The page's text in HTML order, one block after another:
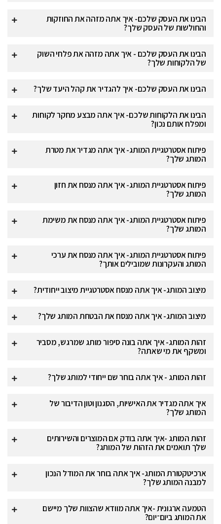
הבינו את העסק שלכם- איך אתה מזהה את החוזקות
והחולשות של העסק שלך?
הבינו את העסק שלכם - איך אתה מזהה את פלחי השוק
של הלקוחות שלך?
הבינו את העסק שלכם- איך להגדיר את קהל היעד שלך?
הבינו את הלקוחות שלכם- איך אתה מבצע מחקר לקוחות
ומפלח אותם נכון?
פיתוח אסטרטגיית המותג- איך אתה מגדיר את מטרת
המותג שלך?
פיתוח אסטרטגיית המותג- איך אתה מנסח את חזון
המותג שלך?
פיתוח אסטרטגיית המותג- איך אתה מנסח את משימת
המותג שלך?
פיתוח אסטרטגיית המותג- איך אתה מנסח את ערכי
המותג והעקרונות שמובילים אותך?
מיצוב המותג- איך אתה מנסח אסטרטגיית מיצוב ייחודית?
מיצוב המותג- איך אתה מנסח את הבטחת המותג שלך?
זהות המותג- איך אתה בונה סיפור מותג שמרגש, מסביר
ומשקף את מי שאתה?
זהות המותג - איך אתה בוחר שם ייחודי למותג שלך?
איך אתה מגדיר את האישיות, הסגנון וטון הדיבור של
המותג שלך?
זהות המותג -איך אתה בודק אם המוצרים והשירותים
שלך תואמים את הזהות של המותג?
ארכיטקטורת המותג- איך אתה בוחר את המודל הנכון
למבנה המותג שלך?
הטמעה ארגונית -איך אתה מוודא שהצוות שלך מיישם
את המותג ביום־יום?